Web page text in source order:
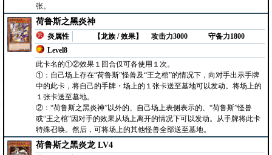
张。
荷鲁斯之黑炎神
炎属性
【龙族 / 效果】
Level8
攻击力3000 守备力1800
此卡名的①②效果１回合仅可各使用１次。
①：自己场上存在“荷鲁斯”怪兽及“王之棺”的情况下，向对手出示手牌
中的此卡，将自己的手牌・场上的１张卡送至墓地可以发动。将场上的
１张卡送至墓地。
②：“荷鲁斯之黑炎神”以外的、自己场上表侧表示的、“荷鲁斯”怪兽
或“王之棺”因对手的效果从场上离开的情况下可以发动。从手牌将此卡
特殊召唤。然后，可将场上的其他怪兽全部送至墓地。
荷鲁斯之黑炎龙 LV4